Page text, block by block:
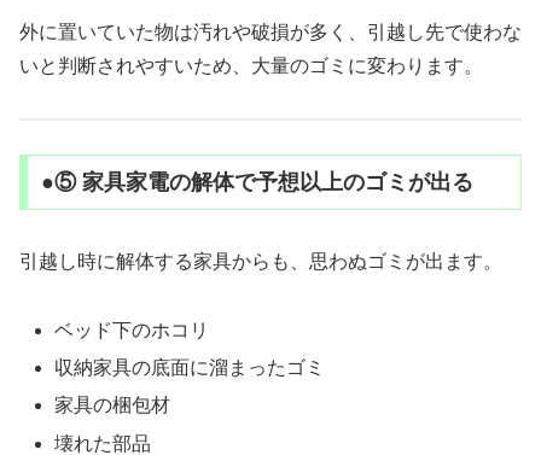
外に置いていた物は汚れや破損が多く、引越し先で使わな
いと判断されやすいため、大量のゴミに変わります。
●⑤ 家具家電の解体で予想以上のゴミが出る
引越し時に解体する家具からも、思わぬゴミが出ます。
ベッド下のホコリ
収納家具の底面に溜まったゴミ
家具の梱包材
壊れた部品